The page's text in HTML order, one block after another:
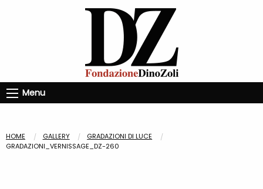
Menu
HOME GALLERY
GRADAZIONI DI LUCE
GRADAZIONI_VERNISSAGE_DZ-260